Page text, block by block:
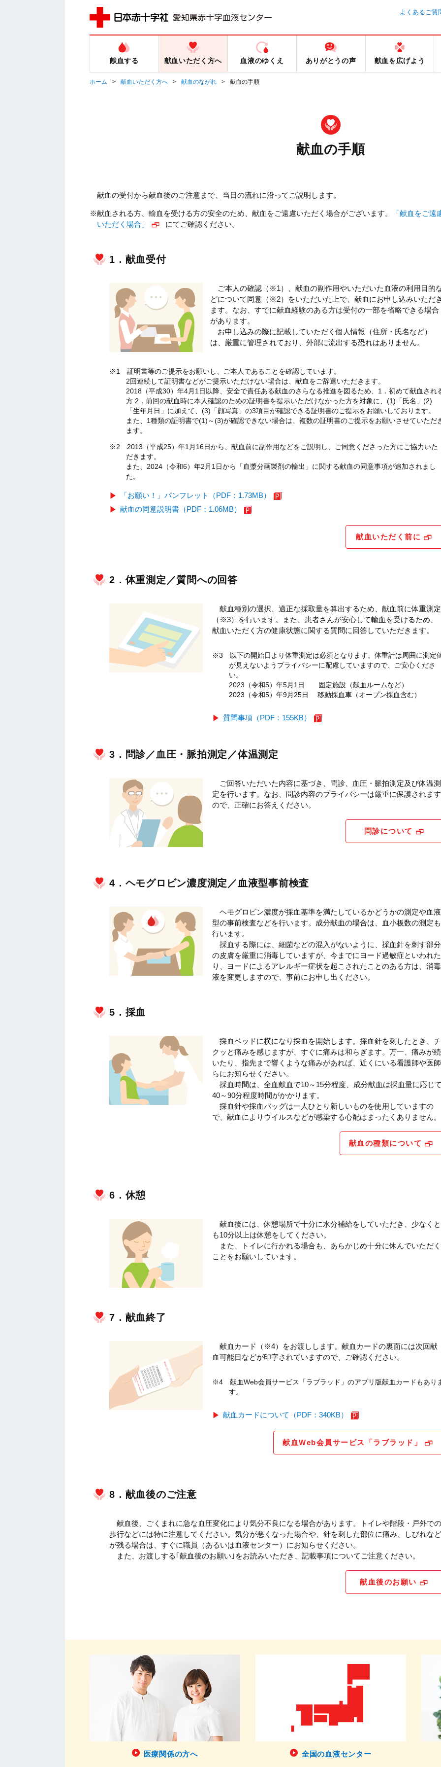
よくあるご質
献血する 献血いただく方へ 血液のゆくえ ありがとうの声 献血を広げよう
ホーム 献血いただく方へ 献血のながれ 献血の手順
献血の手順
献血の受付から献血後のご注意まで、当日の流れに沿ってご説明します。
※献血される方、輸血を受ける方の安全のため、献血をご遠慮いただく場合がございます。
「献血をご遠
いただく場合」
にてご確認ください。
1．献血受付
ご本人の確認（※1）、献血の副作用やいただいた血液の利用目的
どについて同意（※2）をいただいた上で、献血にお申し込みいただ
ます。なお、すでに献血経験のある方は受付の一部を省略できる場合
があります。
お申し込みの際に記載していただく個人情報（住所・氏名など）
は、厳重に管理されており、外部に流出する恐れはありません。
※1 証明書等のご提示をお願いし、ご本人であることを確認しています。
2回連続して証明書などがご提示いただけない場合は、献血をご辞退いただきます。
2018（平成30）年4月1日以降、安全で責任ある献血のさらなる推進を図るため、1．初めて献血され
方 2．前回の献血時に本人確認のための証明書を提示いただけなかった方を対象に、(1)「氏名」(2)
「生年月日」に加えて、(3)「顔写真」の3項目が確認できる証明書のご提示をお願いしております。
また、1種類の証明書で(1)～(3)が確認できない場合は、複数の証明書のご提示をお願いさせていただ
ます。
※2 2013（平成25）年1月16日から、献血前に副作用などをご説明し、ご同意くださった方にご協力いた
だきます。
また、2024（令和6）年2月1日から「血漿分画製剤の輸出」に関する献血の同意事項が追加されまし
た。
「お願い！」パンフレット（PDF：1.73MB）
献血の同意説明書（PDF：1.06MB）
献血いただく前に
2．体重測定／質問への回答
献血種別の選択、適正な採取量を算出するため、献血前に体重測定
（※3）を行います。また、患者さんが安心して輸血を受けるため、
献血いただく方の健康状態に関する質問に回答していただきます。
※3 以下の開始日より体重測定は必須となります。体重計は周囲に測定
が見えないようプライバシーに配慮していますので、ご安心くださ
い。
2023（令和5）年5月1日 固定施設（献血ルームなど）
2023（令和5）年9月25日 移動採血車（オープン採血含む）
質問事項（PDF：155KB）
3．問診／血圧・脈拍測定／体温測定
ご回答いただいた内容に基づき、問診、血圧・脈拍測定及び体温測
定を行います。なお、問診内容のプライバシーは厳重に保護されます
ので、正確にお答えください。
問診について
4．ヘモグロビン濃度測定／血液型事前検査
ヘモグロビン濃度が採血基準を満たしているかどうかの測定や血液
型の事前検査などを行います。成分献血の場合は、血小板数の測定も
行います。
採血する際には、細菌などの混入がないように、採血針を刺す部分
の皮膚を厳重に消毒していますが、今までにヨード過敏症といわれた
り、ヨードによるアレルギー症状を起こされたことのある方は、消毒
液を変更しますので、事前にお申し出ください。
5．採血
採血ベッドに横になり採血を開始します。採血針を刺したとき、チ
クッと痛みを感じますが、すぐに痛みは和らぎます。万一、痛みが続
いたり、指先まで響くような痛みがあれば、近くにいる看護師や医師
らにお知らせください。
採血時間は、全血献血で10～15分程度、成分献血は採血量に応じ
40～90分程度時間がかかります。
採血針や採血バッグは一人ひとり新しいものを使用していますの
で、献血によりウイルスなどが感染する心配はまったくありません。
献血の種類について
6．休憩
献血後には、休憩場所で十分に水分補給をしていただき、少なくと
も10分以上は休憩をしてください。
また、トイレに行かれる場合も、あらかじめ十分に休んでいただく
ことをお願いしています。
7．献血終了
献血カード（※4）をお渡しします。献血カードの裏面には次回献
血可能日などが印字されていますので、ご確認ください。
※4 献血Web会員サービス「ラブラッド」のアプリ版献血カードもあり
す。
献血カードについて（PDF：340KB）
献血Web会員サービス「ラブラッド」
8．献血後のご注意
献血後、ごくまれに急な血圧変化により気分不良になる場合があります。トイレや階段・戸外での
歩行などには特に注意してください。気分が悪くなった場合や、針を刺した部位に痛み、しびれなど
が残る場合は、すぐに職員（あるいは血液センター）にお知らせください。
また、お渡しする｢献血後のお願い｣をお読みいただき、記載事項についてご注意ください。
献血後のお願い
医療関係の方へ 全国の血液センター